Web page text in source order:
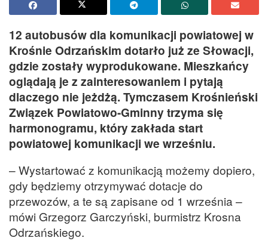
12 autobusów dla komunikacji powiatowej w
Krośnie Odrzańskim dotarło już ze Słowacji,
gdzie zostały wyprodukowane. Mieszkańcy
oglądają je z zainteresowaniem i pytają
dlaczego nie jeżdżą. Tymczasem Krośnieński
Związek Powiatowo-Gminny trzyma się
harmonogramu, który zakłada start
powiatowej komunikacji we wrześniu.
– Wystartować z komunikacją możemy dopiero,
gdy będziemy otrzymywać dotacje do
przewozów, a te są zapisane od 1 września –
mówi Grzegorz Garczyński, burmistrz Krosna
Odrzańskiego.